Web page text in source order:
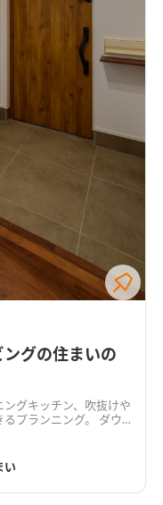
グの住まいの
グキッチン、吹抜けや
ランニング。 ダウ
使用し、空間にアク
い